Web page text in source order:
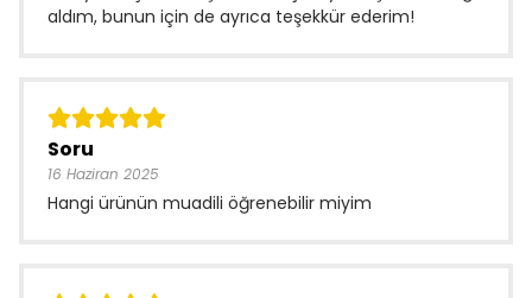
aldım, bunun için de ayrıca teşekkür ederim!
Soru
16 Haziran 2025
Hangi ürünün muadili öğrenebilir miyim